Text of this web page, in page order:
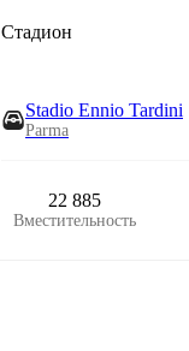
Стадион
Stadio Ennio Tardini
Parma
22 885
Вместительность